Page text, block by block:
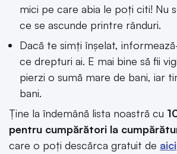
mici pe care abia le poți citi! Nu
ce se ascunde printre rânduri.
Dacă te simți înșelat,
ce drepturi ai. E mai bine să fii
pierzi o sumă mare de bani, iar
bani.
Ține la îndemână lista noastră cu
pentru cumpărători la
care o poți descărca gratuit de aici